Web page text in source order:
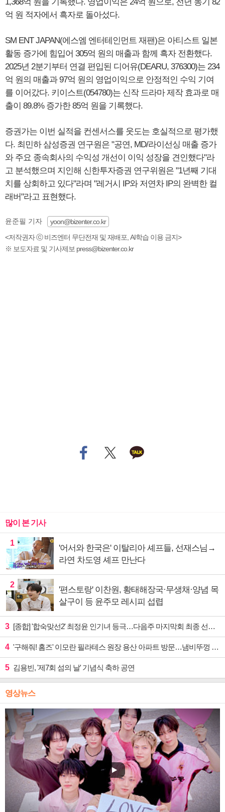
1,368억 원을 기록했다. 영업이익은 24억 원으로, 전년 동기 82
억 원 적자에서 흑자로 돌아섰다.
SM ENT JAPAN(에스엠 엔터테인먼트 재팬)은 아티스트 일본
활동 증가에 힘입어 305억 원의 매출과 함께 흑자 전환했다.
2025년 2분기부터 연결 편입된 디어유(DEARU, 376300)는 234
억 원의 매출과 97억 원의 영업이익으로 안정적인 수익 기여
를 이어갔다. 키이스트(054780)는 신작 드라마 제작 효과로 매
출이 89.8% 증가한 85억 원을 기록했다.
증권가는 이번 실적을 컨센서스를 웃도는 호실적으로 평가했
다. 최민하 삼성증권 연구원은 "공연, MD/라이선싱 매출 증가
와 주요 종속회사의 수익성 개선이 이익 성장을 견인했다"라
고 분석했으며 지인해 신한투자증권 연구위원은 "1년째 기대
치를 상회하고 있다"라며 "레거시 IP와 저연차 IP의 완벽한 컬
래버"라고 표현했다.
윤준필 기자
yoon@bizenter.co.kr
<저작권자 ⓒ 비즈엔터 무단전재 및 재배포, AI학습 이용 금지>
※ 보도자료 및 기사제보 press@bizenter.co.kr
많이 본 기사
1
'어서와 한국은' 이탈리아 셰프들, 선재스님→
라연 차도영 셰프 만난다
2
'편스토랑' 이찬원, 황태해장국·무생채·양념 목
살구이 등 윤주모 레시피 섭렵
3 [종합] '합숙맞선2' 최정윤 인기녀 등극…다음주 마지막회 최종 선택 예고
4 '구해줘! 홈즈' 이모란 필라테스 원장 용산 아파트 방문…냄비뚜껑 운동법 소개
5 김용빈, '제7회 섬의 날' 기념식 축하 공연
영상뉴스